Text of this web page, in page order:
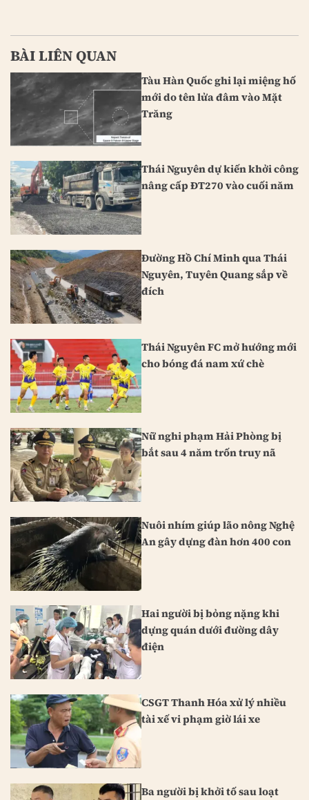
BÀI LIÊN QUAN
Tàu Hàn Quốc ghi lại miệng hố
mới do tên lửa đâm vào Mặt
Trăng
Thái Nguyên dự kiến khởi công
nâng cấp ĐT270 vào cuối năm
Đường Hồ Chí Minh qua Thái
Nguyên, Tuyên Quang sắp về
đích
Thái Nguyên FC mở hướng mới
cho bóng đá nam xứ chè
Nữ nghi phạm Hải Phòng bị
bắt sau 4 năm trốn truy nã
Nuôi nhím giúp lão nông Nghệ
An gây dựng đàn hơn 400 con
Hai người bị bỏng nặng khi
dựng quán dưới đường dây
điện
CSGT Thanh Hóa xử lý nhiều
tài xế vi phạm giờ lái xe
Ba người bị khởi tố sau loạt